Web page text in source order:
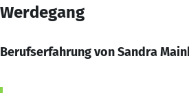
Werdegang
Berufserfahrung von Sandra